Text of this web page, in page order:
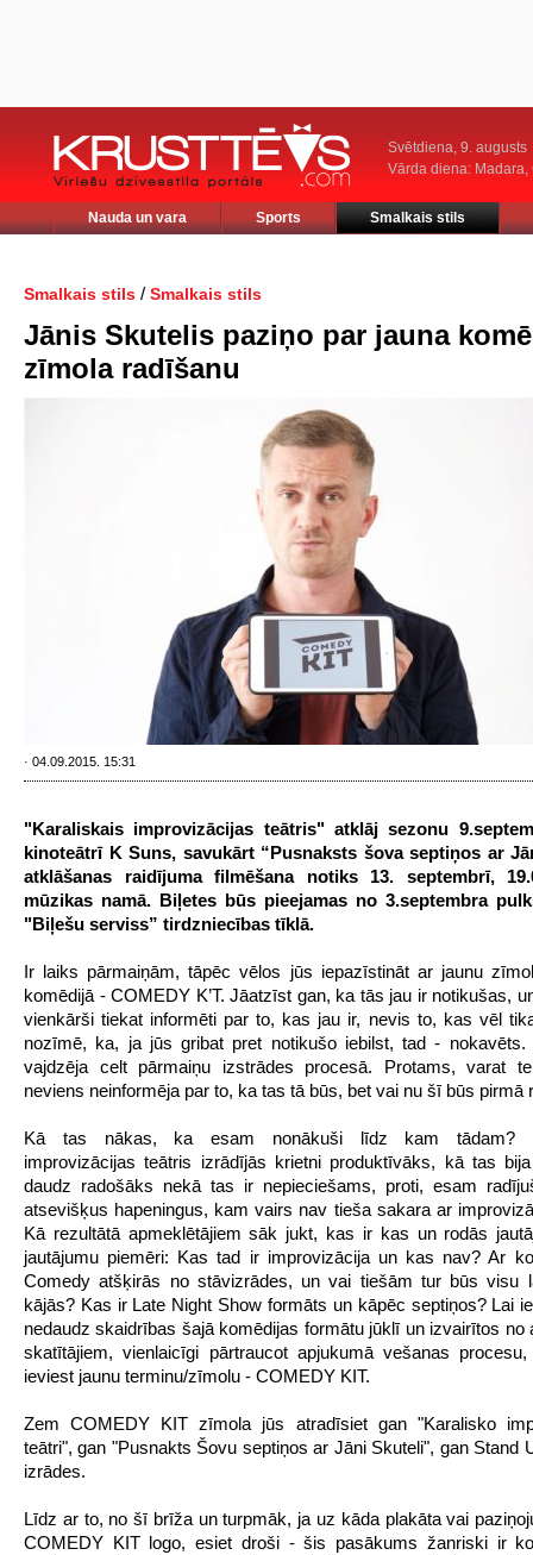
Svētdiena, 9. augusts
Vārda diena: Madara,
Nauda un vara Sports Smalkais stils
Smalkais stils / Smalkais stils
Jānis Skutelis paziņo par jauna
zīmola radīšanu
· 04.09.2015. 15:31
"Karaliskais improvizācijas teātris" atklāj sezonu
kinoteātrī K Suns, savukārt “Pusnaksts šova septiņos ar
atklāšanas raidījuma filmēšana notiks 13. septembrī,
mūzikas namā. Biļetes būs pieejamas no 3.septembra
"Biļešu serviss” tirdzniecības tīklā.
Ir laiks pārmaiņām, tāpēc vēlos jūs iepazīstināt ar jaunu
komēdijā - COMEDY K’T. Jāatzīst gan, ka tās jau ir notikušas,
vienkārši tiekat informēti par to, kas jau ir, nevis to, kas vēl
nozīmē, ka, ja jūs gribat pret notikušo iebilst, tad - nokavēts.
vajdzēja celt pārmaiņu izstrādes procesā. Protams, varat
neviens neinformēja par to, ka tas tā būs, bet vai nu šī būs pirmā
Kā tas nākas, ka esam nonākuši līdz kam tādam?
improvizācijas teātris izrādījās krietni produktīvāks, kā tas
daudz radošāks nekā tas ir nepieciešams, proti, esam
atsevišķus hapeningus, kam vairs nav tieša sakara ar
Kā rezultātā apmeklētājiem sāk jukt, kas ir kas un rodās
jautājumu piemēri: Kas tad ir improvizācija un kas nav? Ar
Comedy atšķirās no stāvizrādes, un vai tiešām tur būs visu
kājās? Kas ir Late Night Show formāts un kāpēc septiņos? Lai
nedaudz skaidrības šajā komēdijas formātu jūklī un izvairītos no
skatītājiem, vienlaicīgi pārtraucot apjukumā vešanas
ieviest jaunu terminu/zīmolu - COMEDY KIT.
Zem COMEDY KIT zīmola jūs atradīsiet gan "Karalisko
teātri", gan "Pusnakts Šovu septiņos ar Jāni Skuteli", gan Stand
izrādes.
Līdz ar to, no šī brīža un turpmāk, ja uz kāda plakāta vai
COMEDY KIT logo, esiet droši - šis pasākums žanriski ir